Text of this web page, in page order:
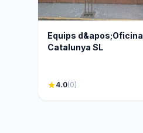
Equips d&apos;Oficina
Catalunya SL
star4.0(0)